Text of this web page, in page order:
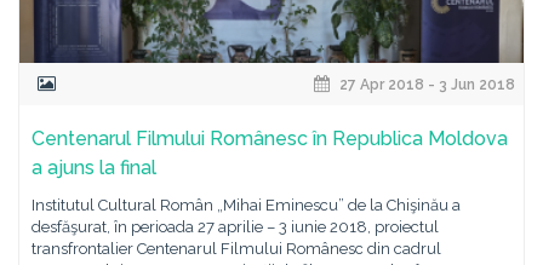
27 Apr 2018 - 3 Jun 2018
Centenarul Filmului Românesc în Republica Moldova
a ajuns la final
Institutul Cultural Român „Mihai Eminescu” de la Chişinău a
desfăşurat, în perioada 27 aprilie – 3 iunie 2018, proiectul
transfrontalier Centenarul Filmului Românesc din cadrul